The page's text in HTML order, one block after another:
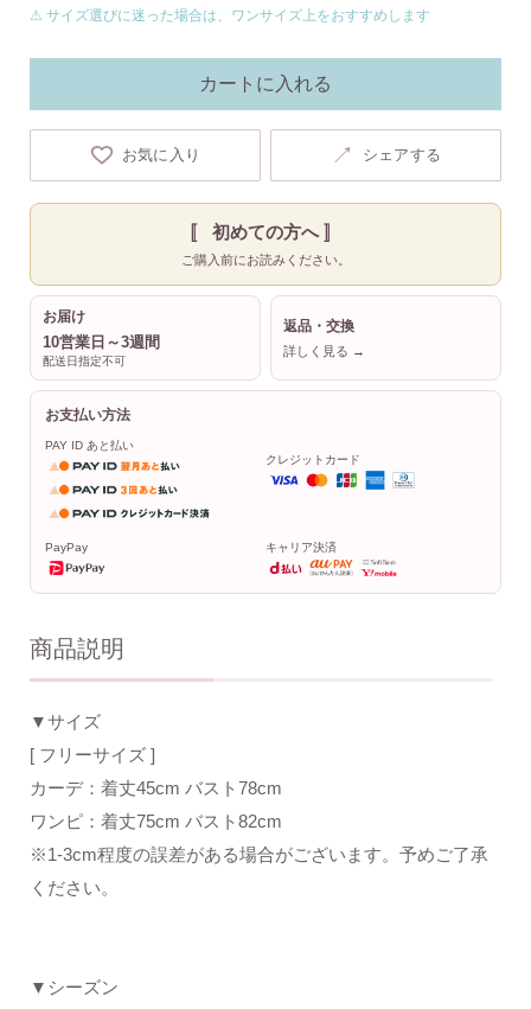
⚠ サイズ選びに迷った場合は、ワンサイズ上をおすすめします
カートに入れる
お気に入り ↗ シェアする
〚 初めての方へ 〛
ご購入前にお読みください。
お届け
10営業日～3週間
配送日指定不可
返品・交換
詳しく見る →
お支払い方法
PAY ID あと払い
クレジットカード
PayPay キャリア決済
商品説明
▼サイズ
[ フリーサイズ ]
カーデ：着丈45cm バスト78cm
ワンピ：着丈75cm バスト82cm
※1-3cm程度の誤差がある場合がございます。予めご了承
ください。
▼シーズン